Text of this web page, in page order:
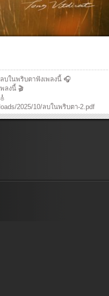
มรักเติมเต็มจิตใจคือข่าวดีแห่งความ
วัญพระองค์มอบให้ ถูกจัดเตรียมด้วย
ยผ่านมาหลับตาลงวิงวอนพระองค์จะ
าจะทรงเช็ดน้ำตา(ให้เธอ) และจะไม่
วัง วันคืนที่มีความหมายเมื่อได้สัมผัส
พระเยซูเข้ามา เปลี่ยนจิตใจเธอที่เค
ฟังเพลงและดูวีดีโออื่นๆ
บในพริบตาฟังเพลงนี้ 🎧
ลงนี้ 🎬
2025/10/ลบในพริบตา-2.pdf
: Panya
Operators: Tanyaporn